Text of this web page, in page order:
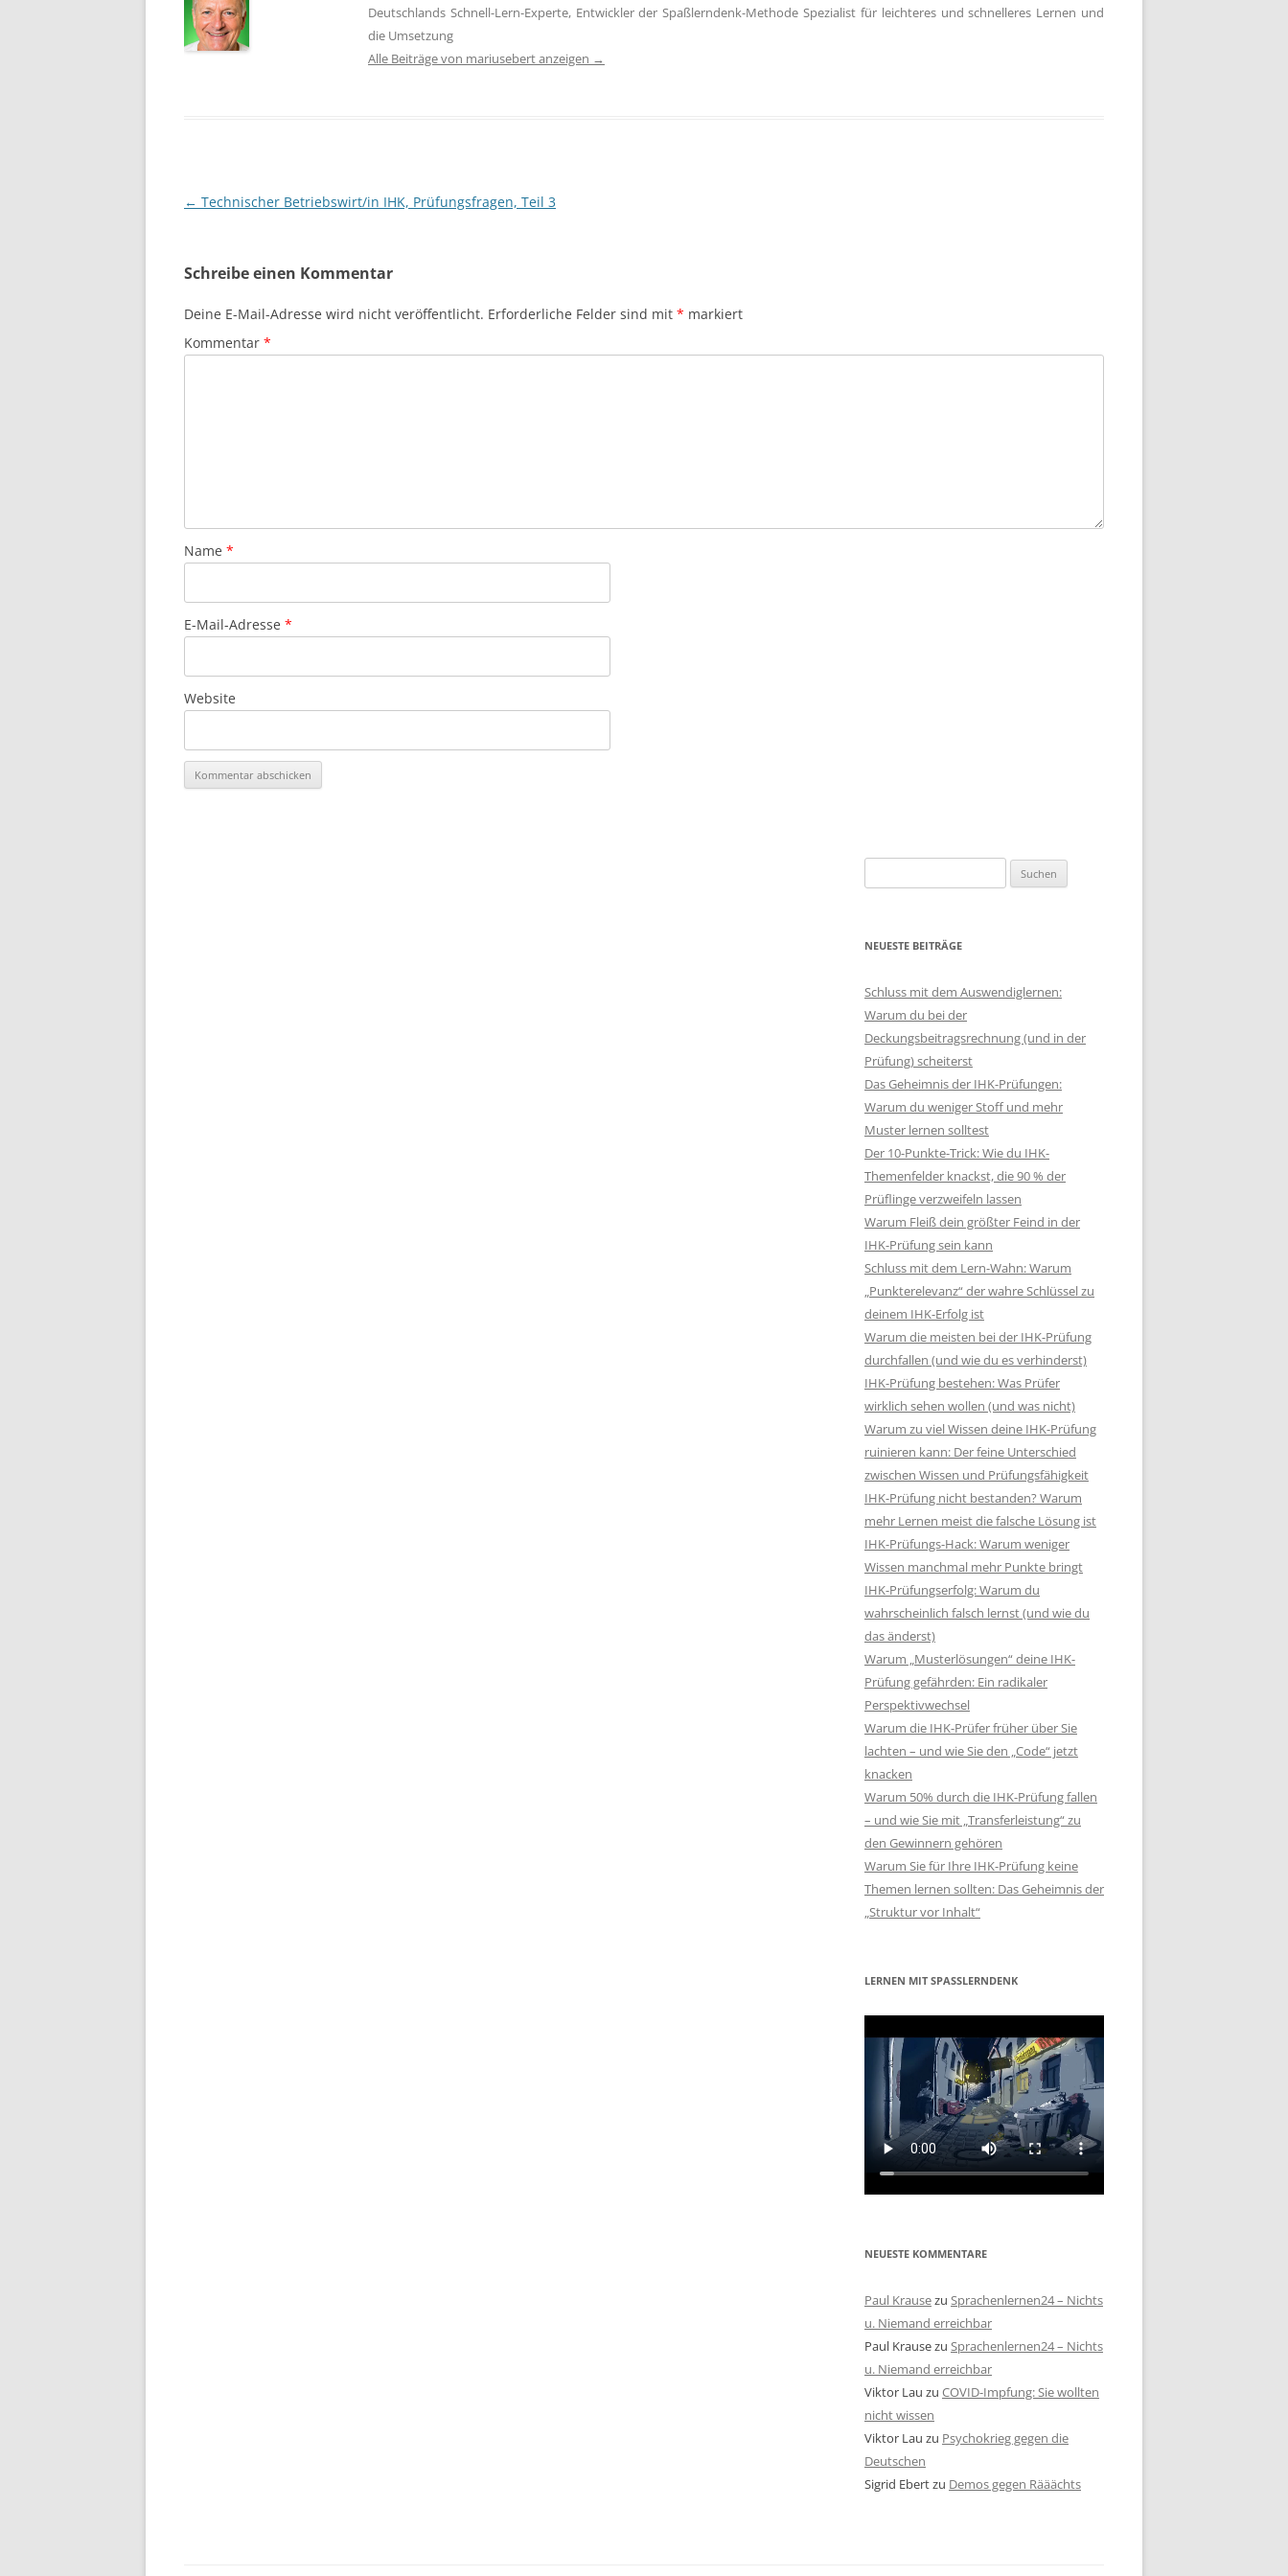
Deutschlands Schnell-Lern-Experte, Entwickler der Spaßlerndenk-Methode Spezialist für leichteres und schnelleres Lernen und
die Umsetzung
Alle Beiträge von mariusebert anzeigen →
Beitragsnavigation
← Technischer Betriebswirt/in IHK, Prüfungsfragen, Teil 3
Schreibe einen Kommentar
Deine E-Mail-Adresse wird nicht veröffentlicht. Erforderliche Felder sind mit * markiert
Kommentar *
Name *
E-Mail-Adresse *
Website
nach:
NEUESTE BEITRÄGE
Schluss mit dem Auswendiglernen:
Warum du bei der
Deckungsbeitragsrechnung (und in der
Prüfung) scheiterst
Das Geheimnis der IHK-Prüfungen:
Warum du weniger Stoff und mehr
Muster lernen solltest
Der 10-Punkte-Trick: Wie du IHK-
Themenfelder knackst, die 90 % der
Prüflinge verzweifeln lassen
Warum Fleiß dein größter Feind in der
IHK-Prüfung sein kann
Schluss mit dem Lern-Wahn: Warum
„Punkterelevanz“ der wahre Schlüssel zu
deinem IHK-Erfolg ist
Warum die meisten bei der IHK-Prüfung
durchfallen (und wie du es verhinderst)
IHK-Prüfung bestehen: Was Prüfer
wirklich sehen wollen (und was nicht)
Warum zu viel Wissen deine IHK-Prüfung
ruinieren kann: Der feine Unterschied
zwischen Wissen und Prüfungsfähigkeit
IHK-Prüfung nicht bestanden? Warum
mehr Lernen meist die falsche Lösung ist
IHK-Prüfungs-Hack: Warum weniger
Wissen manchmal mehr Punkte bringt
IHK-Prüfungserfolg: Warum du
wahrscheinlich falsch lernst (und wie du
das änderst)
Warum „Musterlösungen“ deine IHK-
Prüfung gefährden: Ein radikaler
Perspektivwechsel
Warum die IHK-Prüfer früher über Sie
lachten – und wie Sie den „Code“ jetzt
knacken
Warum 50% durch die IHK-Prüfung fallen
– und wie Sie mit „Transferleistung“ zu
den Gewinnern gehören
Warum Sie für Ihre IHK-Prüfung keine
Themen lernen sollten: Das Geheimnis der
„Struktur vor Inhalt“
LERNEN MIT SPASSLERNDENK
NEUESTE KOMMENTARE
Paul Krausezu Sprachenlernen24 – Nichts
u. Niemand erreichbar
Paul Krausezu Sprachenlernen24 – Nichts
u. Niemand erreichbar
Viktor Lau zu COVID-Impfung: Sie wollten
nicht wissen
Viktor Lau zu Psychokrieg gegen die
Deutschen
Sigrid Ebertzu Demos gegen Rääächts